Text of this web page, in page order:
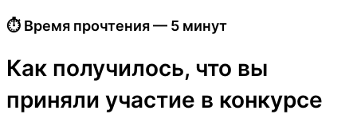
⏱ Время прочтения — 5 минут
Как получилось, что вы
приняли участие в конкурсе